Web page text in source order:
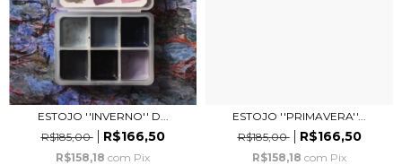
ESTOJO ''INVERNO'' D...
R$185,00
R$166,50
R$158,18 com Pix
ESTOJO ''PRIMAVERA''...
R$185,00
R$166,50
R$158,18 com Pix